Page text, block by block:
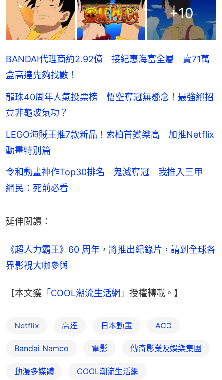
+10
BANDAI代理商約2.92億 接紀惠海富全層 賣71萬
盒高達先夠找數！
龍珠40周年人氣投票榜 悟空奪冠無懸念！最強絕招
竟非龜波氣功？
LEGO海賊王推7款新品！索柏首變樂高 加推Netflix
動畫特別篇
令和動畫神作Top30排名 鬼滅奪冠 我推入三甲
網民：死前必看
延伸閲讀：
《超人力霸王》60 周年，將推出紀錄片，請到全球各
界影視大咖參與
【本文獲 「COOL潮流生活網」 授權轉載。】
Netflix 高達 日本動畫 ACG
Bandai Namco 電影 傳奇影業及娛樂集團
動漫多媒體 COOL潮流生活網